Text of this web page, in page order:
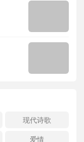
现代诗歌
爱情